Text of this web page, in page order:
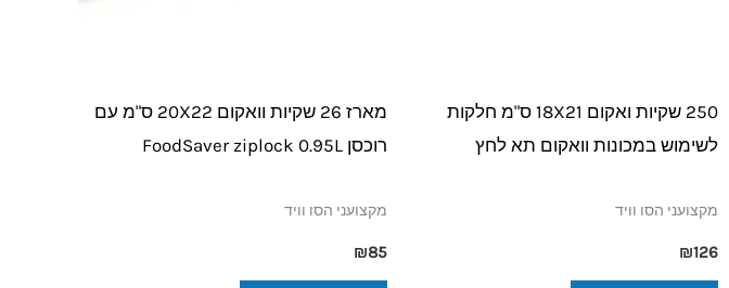
250 שקיות ואקום 18X21 ס"מ חלקות
לשימוש במכונות וואקום תא לחץ
מקצועני הסו וויד
₪126
מארז 26 שקיות וואקום 20X22 ס"מ עם
רוכסן FoodSaver ziplock 0.95L
מקצועני הסו וויד
₪85